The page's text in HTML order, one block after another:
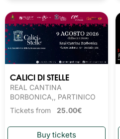
CALICI DI STELLE
REAL CANTINA
BORBONICA,, PARTINICO
Tickets from 25.00€